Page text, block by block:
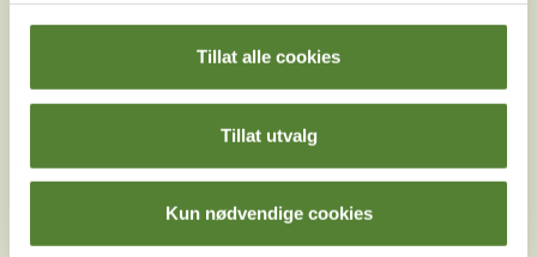
Tillat alle cookies
Tillat utvalg
Kun nødvendige cookies